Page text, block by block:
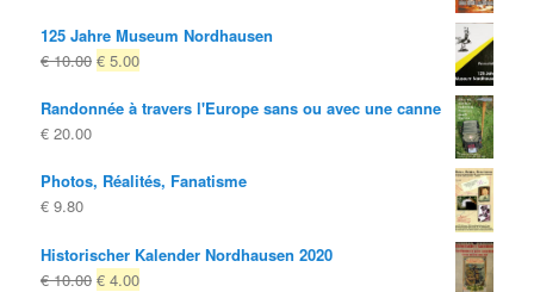
125 Jahre Museum Nordhausen
€10.00 Le
d'origine
€ 5.00Le
actuel
Randonnée à travers l'Europe sans ou avec une canne
€ 20.00
Photos, Réalités, Fanatisme
€ 9.80
Historischer Kalender Nordhausen 2020
€10.00 Le
€ 4.00Le